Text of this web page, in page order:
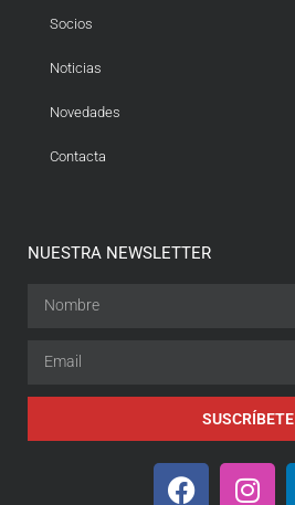
Socios
Noticias
Novedades
Contacta
NUESTRA NEWSLETTER
SUSCRÍBETE